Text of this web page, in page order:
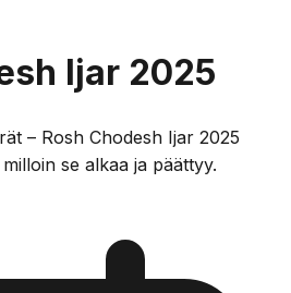
Ijar 2025
– Rosh Chodesh Ijar 2025
se alkaa ja päättyy.